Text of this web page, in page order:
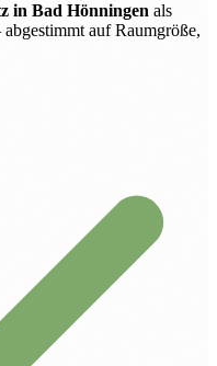
in Bad Hönningen als
auf Raumgröße,